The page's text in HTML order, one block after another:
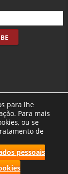
para lhe
Para mais
ou se
de
pessoais